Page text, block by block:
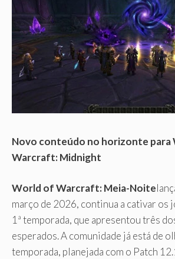
Novo conteúdo no horizonte para
Warcraft: Midnight
World of Warcraft: Meia-Noite
março de 2026, continua a cativar os
1ª temporada, que apresentou três
esperados. A comunidade já está de
temporada, planejada com o Patch